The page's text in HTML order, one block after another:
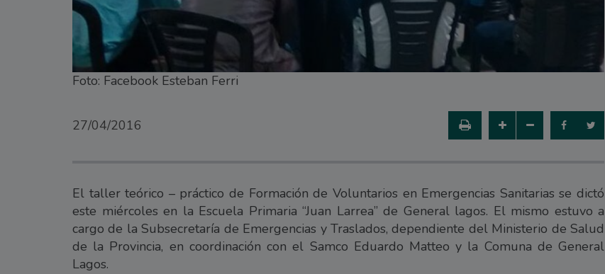
Foto: Facebook Esteban Ferri
27/04/2016
El taller teórico – práctico de Formación de Voluntarios en Emergencias Sanitarias se dictó
este miércoles en la Escuela Primaria “Juan Larrea” de General lagos. El mismo estuvo a
cargo de la Subsecretaría de Emergencias y Traslados, dependiente del Ministerio de Salud
de la Provincia, en coordinación con el Samco Eduardo Matteo y la Comuna de General
Lagos.